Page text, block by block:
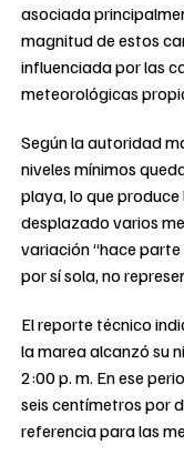
asociada
magnitud de estos
influenciada por las
meteorológicas
Según la autoridad
niveles mínimos
playa, lo que produce
desplazado varios
variación “hace
por sí sola, no
El reporte técnico
la marea alcanzó su
2:00 p. m. En ese
seis centímetros por
referencia para las